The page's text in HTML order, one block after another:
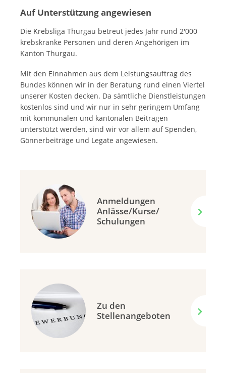
Auf Unterstützung angewiesen
Die Krebsliga Thurgau betreut jedes Jahr rund 2'000
krebskranke Personen und deren Angehörigen im
Kanton Thurgau.
Mit den Einnahmen aus dem Leistungsauftrag des
Bundes können wir in der Beratung rund einen Viertel
unserer Kosten decken. Da sämtliche Dienstleistungen
kostenlos sind und wir nur in sehr geringem Umfang
mit kommunalen und kantonalen Beiträgen
unterstützt werden, sind wir vor allem auf Spenden,
Gönnerbeiträge und Legate angewiesen.
Anmeldungen
Anlässe/Kurse/
Schulungen
Zu den
Stellenangeboten